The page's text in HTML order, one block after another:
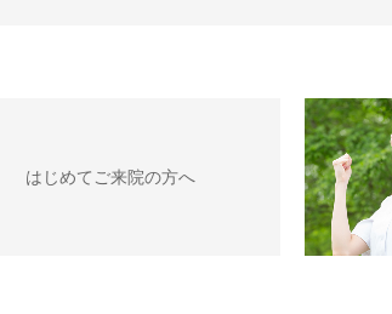
はじめてご来院の方へ